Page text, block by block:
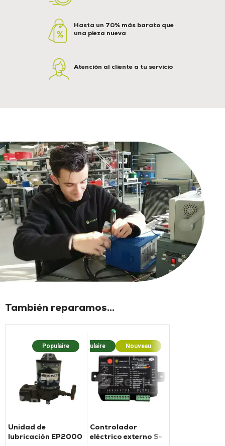
Hasta un 70% más barato que
una pieza nueva
Atención al cliente a tu servicio
También reparamos...
Populaire
Unidad de
lubricación EP2000
Populaire Nouveau
Controlador
eléctrico externo S-